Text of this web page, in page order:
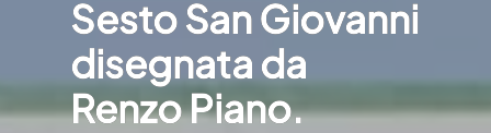
Sesto San Giovanni
disegnata da
Renzo Piano.